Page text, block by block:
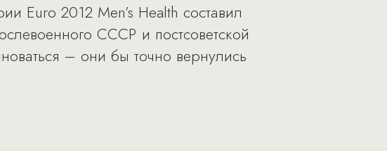
Euro 2012 Men’s Health составил
СССР и постсоветской
– они бы точно вернулись